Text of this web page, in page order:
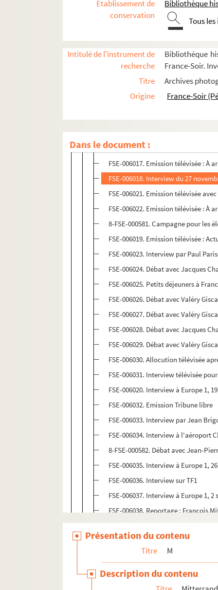
Etablissement de
conservation
Bibliothèque
Tous
Intitulé de l'instrument de
recherche
Bibliothèque
France-Soir.
Titre
Archives
Origine
France-Soir
Dans le document :
Sommets
Spectacles et événements sportifs
Visites
Événements à l'Élysée
Conférences de presse, discours et
Interviews, débats, reportages
8-FSE-000579. Interview en octobre
FSE-006014. Interview du 16 octobre
FSE-006015. Emission télévisée :
Interview au siège de la
FSE-006017. Emission télévisée : À
FSE-006018. Interview du 27
FSE-006021. Emission télévisée
FSE-006022. Emission télévisée : À
8-FSE-000581. Campagne pour les
FSE-006019. Emission télévisée :
FSE-006023. Interview par Paul
FSE-006024. Débat avec Jacques
FSE-006025. Petits déjeuners à
FSE-006026. Débat avec Valéry
FSE-006027. Débat avec Valéry
FSE-006028. Débat avec Jacques
FSE-006029. Débat avec Valéry
FSE-006030. Allocution télévisée
FSE-006031. Interview télévisée
FSE-006020. Interview à Europe 1,
FSE-006032. Emission Tribune libre
FSE-006033. Interview par Jean
FSE-006034. Interview à l'aéroport
8-FSE-000582. Débat avec Jean-
FSE-006035. Interview à Europe 1,
FSE-006036. Interview sur TF1
FSE-006037. Interview à Europe 1, 2
FSE-006038. Reportage : François
FSE-006039. Emission télévisée :
FSE-006040. Rédacteur en chef
FSE-006041. Débat avec Raymond
FSE-006042. Journal de 13h de
FSE-006043. Emission télévisée :
Présentation du contenu
Titre M
Description du contenu